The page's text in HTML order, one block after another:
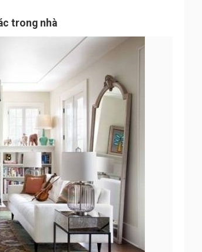
trong nhà